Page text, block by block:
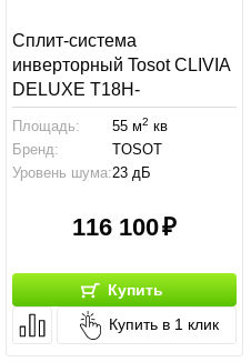
Сплит-система
инверторный Tosot CLIVIA
DELUXE T18H-
SCD/I/T18H-SCD/O
Площадь: 55 м2 кв
Бренд:
TOSOT
Уровень шума:23 дБ
116 100
Купить
Купить в 1 клик